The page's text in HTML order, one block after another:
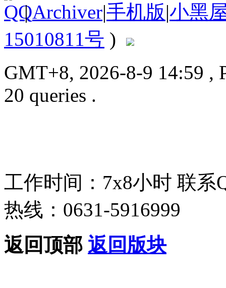
| Archiver|手机版|小黑
15010811号 )
GMT+8, 2026-8-9 14:59 ,
20 queries .
工作时间：7x8小时 联系
热线：0631-5916999
返回顶部 返回版块